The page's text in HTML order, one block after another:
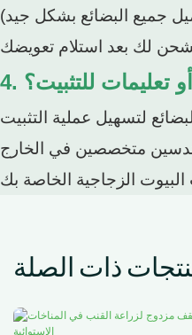
تعليمات للتثبيت؟
ذات الصلة